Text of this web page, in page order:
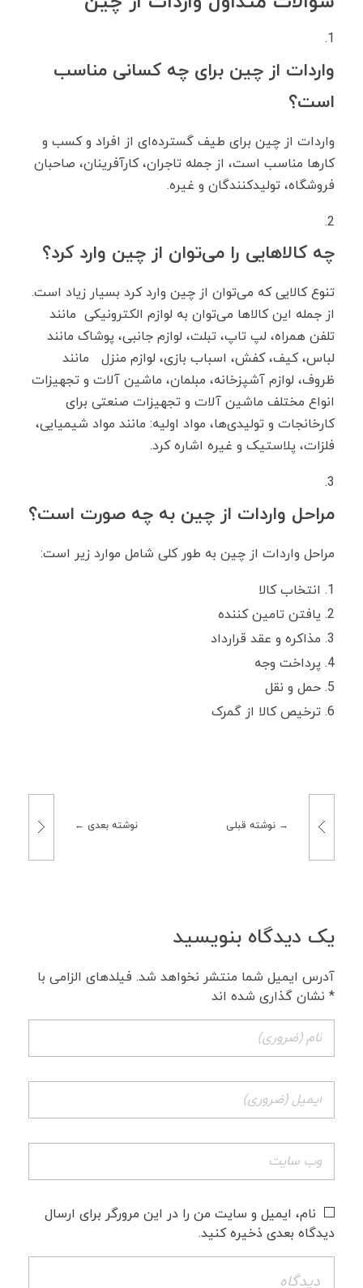
واردات از چین برای چه کسانی مناسب
است؟
واردات از چین برای طیف گسترده‌ای از افراد و کسب و
کارها مناسب است، از جمله تاجران، کارآفرینان، صاحبان
فروشگاه، تولیدکنندگان و غیره.
چه کالاهایی را می‌توان از چین وارد کرد؟
تنوع کالایی که می‌توان از چین وارد کرد بسیار زیاد است.
از جمله این کالاها می‌توان به لوازم الکترونیکی مانند
تلفن همراه، لپ تاپ، تبلت، لوازم جانبی، پوشاک مانند
لباس، کیف، کفش، اسباب بازی، لوازم منزل مانند
ظروف، لوازم آشپزخانه، مبلمان، ماشین آلات و تجهیزات
انواع مختلف ماشین آلات و تجهیزات صنعتی برای
کارخانجات و تولیدی‌ها، مواد اولیه: مانند مواد شیمیایی،
فلزات، پلاستیک و غیره اشاره کرد.
مراحل واردات از چین به چه صورت است؟
مراحل واردات از چین به طور کلی شامل موارد زیر است:
انتخاب کالا
یافتن تامین کننده
مذاکره و عقد قرارداد
پرداخت وجه
حمل و نقل
ترخیص کالا از گمرک
نوشته قبلی نوشته بعدی
یک دیدگاه بنویسید
آدرس ایمیل شما منتشر نخواهد شد. فیلدهای الزامی با
* نشان گذاری شده اند
نام، ایمیل و سایت من را در این مرورگر برای ارسال
دیدگاه بعدی ذخیره کنید.